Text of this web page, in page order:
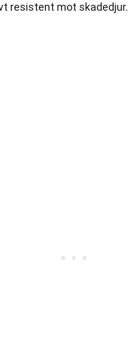
resistent mot skadedjur.